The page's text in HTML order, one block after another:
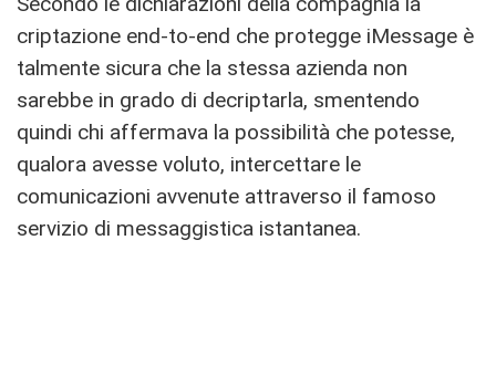
criptazione end-to-end che protegge iMessage è
talmente sicura che la stessa azienda non
sarebbe in grado di decriptarla, smentendo
quindi chi affermava la possibilità che potesse,
qualora avesse voluto, intercettare le
comunicazioni avvenute attraverso il famoso
servizio di messaggistica istantanea.